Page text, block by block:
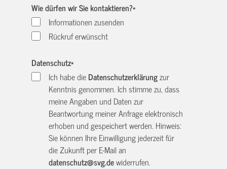
Wie dürfen wir Sie kontaktieren?*
Informationen zusenden
Rückruf erwünscht
Datenschutz*
Ich habe dieDatenschutzerklärungzur
Kenntnis genommen. Ich stimme zu, dass
meine Angaben und Daten zur
Beantwortung meiner Anfrage elektronisch
erhoben und gespeichert werden. Hinweis:
Sie können Ihre Einwilligung jederzeit für
die Zukunft per E-Mail an
datenschutz@svg.dewiderrufen.